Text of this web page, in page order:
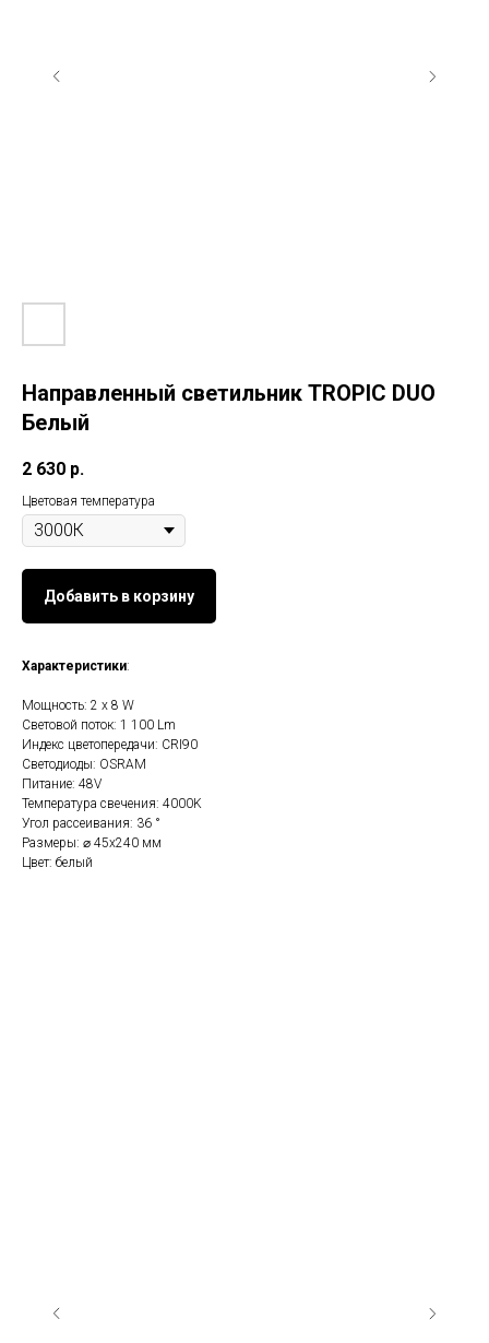
Направленный светильник TROPIC DUO
Белый
2 630 р.
Цветовая температура
Добавить в корзину
Характеристики:
Мощность: 2 х 8 W
Световой поток: 1 100 Lm
Индекс цветопередачи: CRI90
Светодиоды: OSRAM
Питание: 48V
Температура свечения: 4000K
Угол рассеивания: 36 °
Размеры: ⌀ 45х240 мм
Цвет: белый